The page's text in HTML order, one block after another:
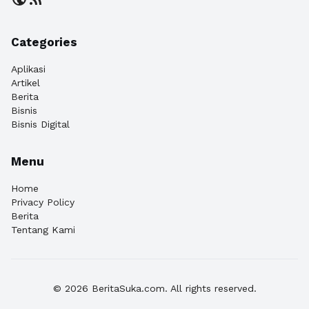
Categories
Aplikasi
Artikel
Berita
Bisnis
Bisnis Digital
Menu
Home
Privacy Policy
Berita
Tentang Kami
© 2026 BeritaSuka.com. All rights reserved.